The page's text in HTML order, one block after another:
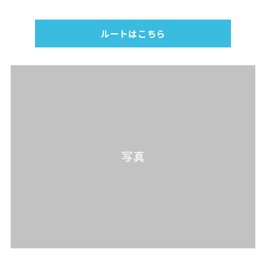
ルートはこちら